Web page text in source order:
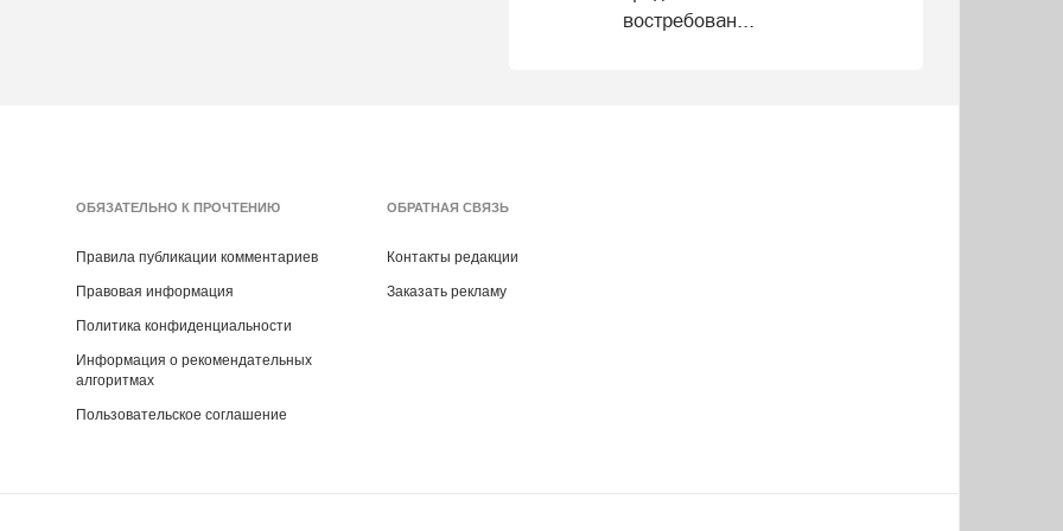
востребован...
ОБЯЗАТЕЛЬНО К ПРОЧТЕНИЮ
Правила публикации комментариев
Правовая информация
Политика конфиденциальности
Информация о рекомендательных
алгоритмах
Пользовательское соглашение
ОБРАТНАЯ СВЯЗЬ
Контакты редакции
Заказать рекламу